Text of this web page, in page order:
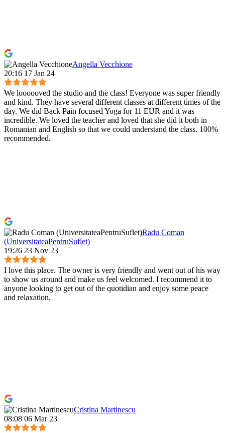
Angella Vecchione
20:16 17 Jan 24
We loooooved the studio and the class! Everyone was super friendly
and kind. They have several different classes at different times of the
day. We did Back Pain focused Yoga for 11 EUR and it was
incredible. We loved the teacher and loved that she did it both in
Romanian and English so that we could understand the class. 100%
recommended.
Radu Coman
(UniversitateaPentruSuflet)
19:26 23 Nov 23
I love this place. The owner is very friendly and went out of his way
to show us around and make us feel welcomed. I recommend it to
anyone looking to get out of the quotidian and enjoy some peace
and relaxation.
Cristina Martinescu
08:08 06 Mar 23